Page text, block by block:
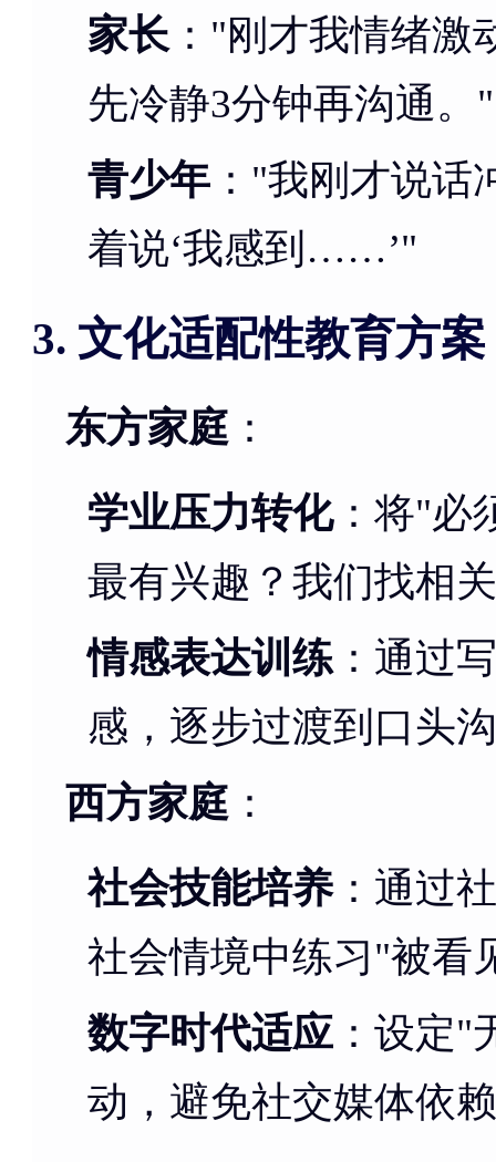
家长 ："刚才我情绪
先冷静3分钟再沟通。"
青少年 ："我刚才说
着说‘我感到……’"
3. 文化适配性教育方案
东方家庭 ：
学业压力转化：将"必
最有兴趣？我们找相
情感表达训练 ：通过
感，逐步过渡到口头
西方家庭 ：
社会技能培养：通过
社会情境中练习"被看
数字时代适应 ：设定
动，避免社交媒体依